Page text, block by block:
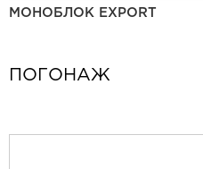
МОНОБЛОК EXPORT
ПОГОНАЖ